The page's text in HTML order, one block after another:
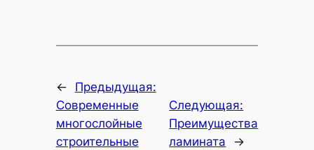
←
Предыдущая:
Современные
многослойные
строительные
Следующая:
Преимущества
ламината
→